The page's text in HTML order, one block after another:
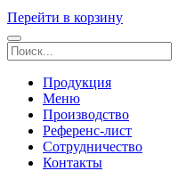
Перейти в корзину
Продукция
Меню
Производство
Референс-лист
Сотрудничество
Контакты